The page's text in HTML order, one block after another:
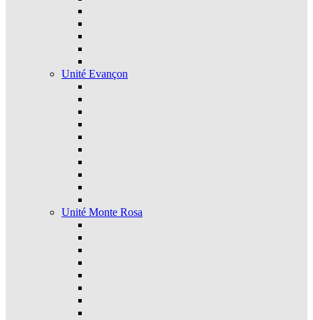
Unité Evançon
Unité Monte Rosa